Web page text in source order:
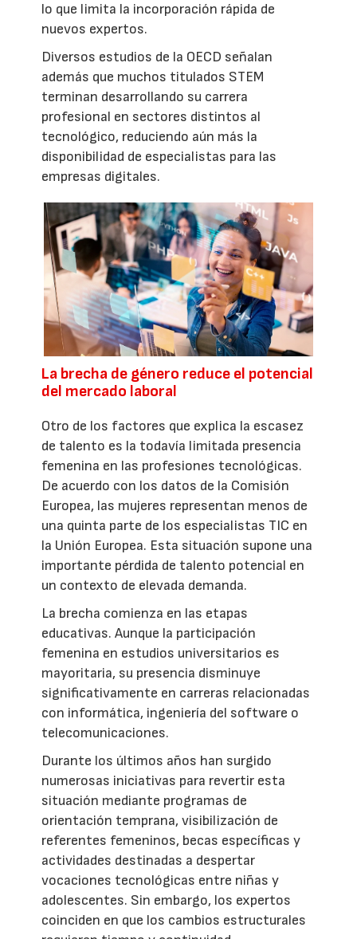
lo que limita la incorporación rápida de
nuevos expertos.
Diversos estudios de la OECD señalan
además que muchos titulados STEM
terminan desarrollando su carrera
profesional en sectores distintos al
tecnológico, reduciendo aún más la
disponibilidad de especialistas para las
empresas digitales.
La brecha de género reduce el potencial
del mercado laboral
Otro de los factores que explica la escasez
de talento es la todavía limitada presencia
femenina en las profesiones tecnológicas.
De acuerdo con los datos de la Comisión
Europea, las mujeres representan menos de
una quinta parte de los especialistas TIC en
la Unión Europea. Esta situación supone una
importante pérdida de talento potencial en
un contexto de elevada demanda.
La brecha comienza en las etapas
educativas. Aunque la participación
femenina en estudios universitarios es
mayoritaria, su presencia disminuye
significativamente en carreras relacionadas
con informática, ingeniería del software o
telecomunicaciones.
Durante los últimos años han surgido
numerosas iniciativas para revertir esta
situación mediante programas de
orientación temprana, visibilización de
referentes femeninos, becas específicas y
actividades destinadas a despertar
vocaciones tecnológicas entre niñas y
adolescentes. Sin embargo, los expertos
coinciden en que los cambios estructurales